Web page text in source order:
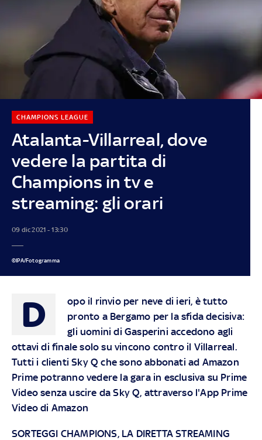
Atalanta-Villarreal, dove
vedere la partita di
Champions in tv e
streaming: gli orari
CHAMPIONS LEAGUE
09 dic 2021 - 13:30
©IPA/Fotogramma
D
opo il rinvio per neve di ieri, è tutto
pronto a Bergamo per la sfida decisiva:
gli uomini di Gasperini accedono agli
ottavi di finale solo su vincono contro il Villarreal.
Tutti i clienti Sky Q che sono abbonati ad Amazon
Prime potranno vedere la gara in esclusiva su Prime
Video senza uscire da Sky Q, attraverso l'App Prime
Video di Amazon
SORTEGGI CHAMPIONS, LA DIRETTA STREAMING